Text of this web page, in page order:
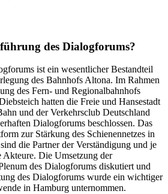
des Dialogforums?
ist ein wesentlicher Bestandteil
des Bahnhofs Altona. Im Rahmen
des Fern- und Regionalbahnhofs
hatten die Freie und Hansestadt
und der Verkehrsclub Deutschland
Dialogforums beschlossen. Das
zur Stärkung des Schienennetzes in
die Partner der Verständigung und je
Akteure. Die Umsetzung der
des Dialogforums diskutiert und
des Dialogforums wurde ein wichtiger
in Hamburg unternommen.